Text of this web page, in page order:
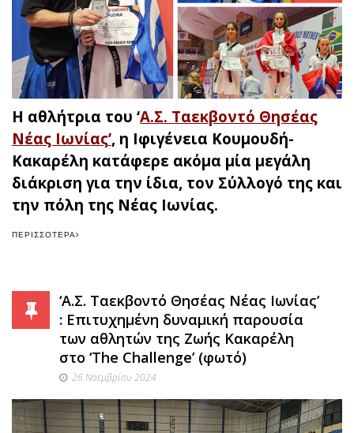
Η αθλήτρια του ‘Α.Σ. Ταεκβοντό Θησέας
Νέας Ιωνίας’, η Ιφιγένεια Κουμουδή-
Κακαρέλη κατάφερε ακόμα μία μεγάλη
διάκριση για την ίδια, τον Σύλλογό της και
την πόλη της Νέας Ιωνίας.
ΠΕΡΙΣΣΌΤΕΡΑ
‘Α.Σ. Ταεκβοντό Θησέας Νέας Ιωνίας’
: Επιτυχημένη δυναμική παρουσία
των αθλητών της Ζωής Κακαρέλη
στο ‘The Challenge’ (φωτό)
26 Νοεμβρίου 2024